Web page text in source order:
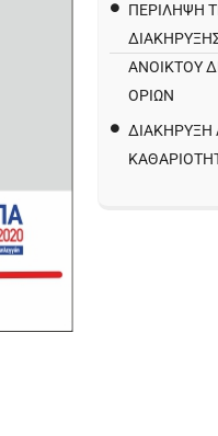
ΠΕΡΙΛΗΨΗ
ΑΝΟΙΚΤΟΥ
ΟΡΙΩΝ
ΔΙΑΚΉΡΥΞΗ